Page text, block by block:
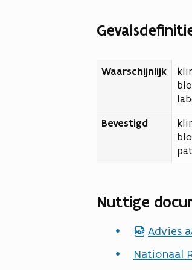
d
n
t
d
s
a
e
t
d
b
s
n
Waarschijnlijk
Bevestigd
Nuttige
Advies
p
d
Nationaal